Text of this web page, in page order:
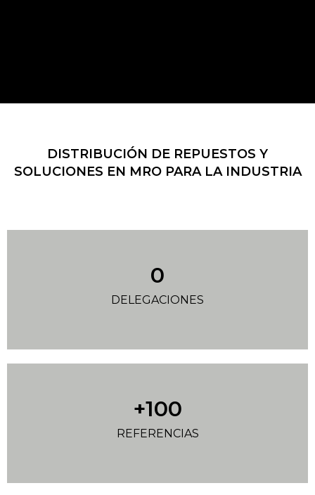
DISTRIBUCIÓN DE REPUESTOS Y
SOLUCIONES EN MRO PARA LA INDUSTRIA
DELEGACIONES
0
REFERENCIAS
+100